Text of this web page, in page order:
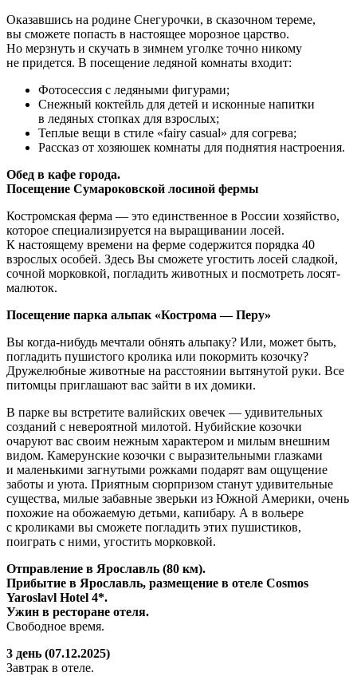
Оказавшись на родине Снегурочки, в сказочном тереме,
вы сможете попасть в настоящее морозное царство.
Но мерзнуть и скучать в зимнем уголке точно никому
не придется. В посещение ледяной комнаты входит:
Фотосессия с ледяными фигурами;
Снежный коктейль для детей и исконные напитки
в ледяных стопках для взрослых;
Теплые вещи в стиле «fairy casual» для согрева;
Рассказ от хозяюшек комнаты для поднятия настроения.
Обед в кафе города.
Посещение Сумароковской лосиной фермы
Костромская ферма — это единственное в России хозяйство,
которое специализируется на выращивании лосей.
К настоящему времени на ферме содержится порядка 40
взрослых особей. Здесь Вы сможете угостить лосей сладкой,
сочной морковкой, погладить животных и посмотреть лосят-
малюток.
Посещение парка альпак «Кострома — Перу»
Вы когда-нибудь мечтали обнять альпаку? Или, может быть,
погладить пушистого кролика или покормить козочку?
Дружелюбные животные на расстоянии вытянутой руки. Все
питомцы приглашают вас зайти в их домики.
В парке вы встретите валийских овечек — удивительных
созданий с невероятной милотой. Нубийские козочки
очаруют вас своим нежным характером и милым внешним
видом. Камерунские козочки с выразительными глазками
и маленькими загнутыми рожками подарят вам ощущение
заботы и уюта. Приятным сюрпризом станут удивительные
существа, милые забавные зверьки из Южной Америки, очень
похожие на обожаемую детьми, капибару. А в вольере
с кроликами вы сможете погладить этих пушистиков,
поиграть с ними, угостить морковкой.
Отправление в Ярославль (80 км).
Прибытие в Ярославль, размещение в отеле Cosmos
Yaroslavl Hotel 4*.
Ужин в ресторане отеля.
Свободное время.
3 день (07.12.2025)
Завтрак в отеле.